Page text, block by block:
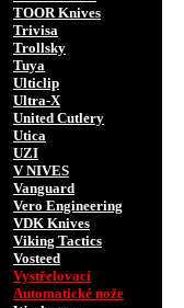
TOOR Knives
Trivisa
Trollsky
Tuya
Ulticlip
Ultra-X
United Cutlery
Utica
UZI
V NIVES
Vanguard
Vero Engineering
VDK Knives
Viking Tactics
Vosteed
Vystřelovací
Automatické nože